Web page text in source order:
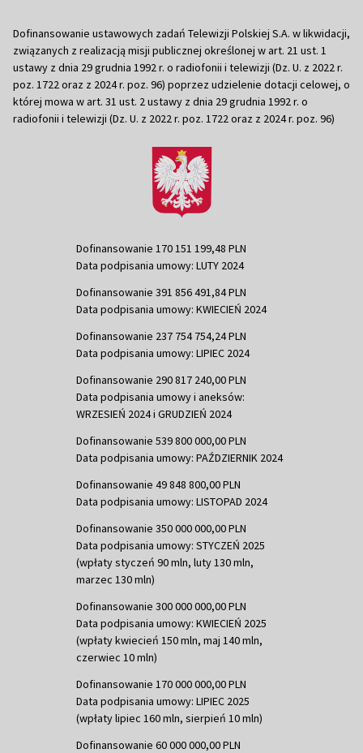
Dofinansowanie ustawowych zadań Telewizji Polskiej S.A. w likwidacji,
związanych z realizacją misji publicznej określonej w art. 21 ust. 1
ustawy z dnia 29 grudnia 1992 r. o radiofonii i telewizji (Dz. U. z 2022 r.
poz. 1722 oraz z 2024 r. poz. 96) poprzez udzielenie dotacji celowej, o
której mowa w art. 31 ust. 2 ustawy z dnia 29 grudnia 1992 r. o
radiofonii i telewizji (Dz. U. z 2022 r. poz. 1722 oraz z 2024 r. poz. 96)
Dofinansowanie 170 151 199,48 PLN
Data podpisania umowy: LUTY 2024
Dofinansowanie 391 856 491,84 PLN
Data podpisania umowy: KWIECIEŃ 2024
Dofinansowanie 237 754 754,24 PLN
Data podpisania umowy: LIPIEC 2024
Dofinansowanie 290 817 240,00 PLN
Data podpisania umowy i aneksów:
WRZESIEŃ 2024 i GRUDZIEŃ 2024
Dofinansowanie 539 800 000,00 PLN
Data podpisania umowy: PAŹDZIERNIK 2024
Dofinansowanie 49 848 800,00 PLN
Data podpisania umowy: LISTOPAD 2024
Dofinansowanie 350 000 000,00 PLN
Data podpisania umowy: STYCZEŃ 2025
(wpłaty styczeń 90 mln, luty 130 mln,
marzec 130 mln)
Dofinansowanie 300 000 000,00 PLN
Data podpisania umowy: KWIECIEŃ 2025
(wpłaty kwiecień 150 mln, maj 140 mln,
czerwiec 10 mln)
Dofinansowanie 170 000 000,00 PLN
Data podpisania umowy: LIPIEC 2025
(wpłaty lipiec 160 mln, sierpień 10 mln)
Dofinansowanie 60 000 000,00 PLN